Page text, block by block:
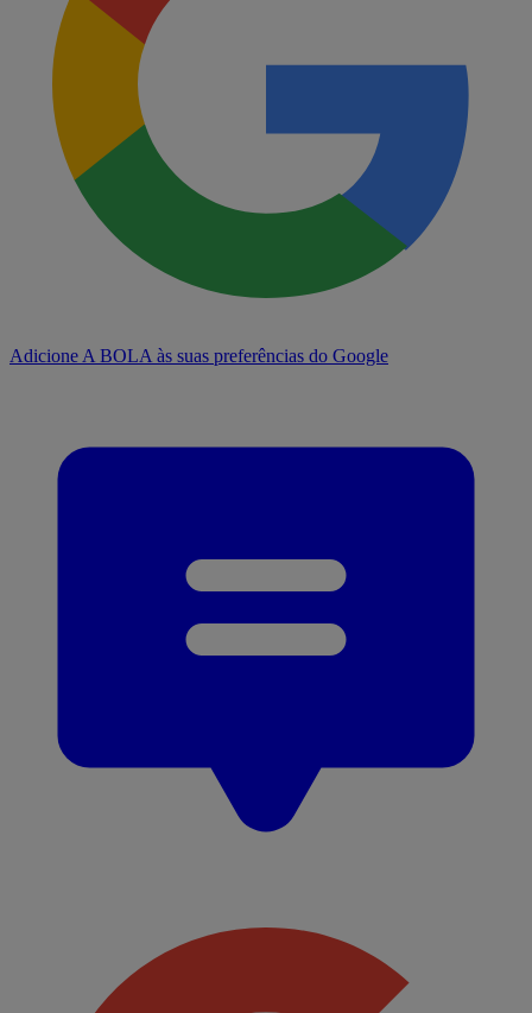
Adicione A BOLA às suas preferências do Google